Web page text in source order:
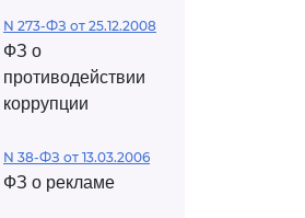
N 273-ФЗ от 25.12.2008
ФЗ о
противодействии
коррупции
N 38-ФЗ от 13.03.2006
ФЗ о рекламе